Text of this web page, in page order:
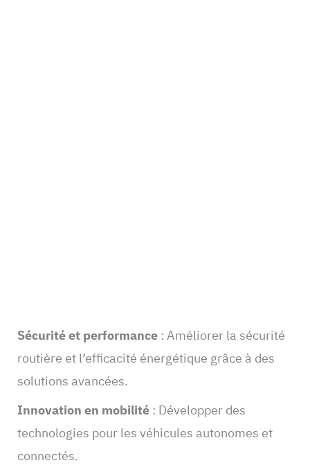
Sécurité et performance: Améliorer la sécurité
routière et l’efficacité énergétique grâce à des
solutions avancées.
Innovation en mobilité: Développer des
technologies pour les véhicules autonomes et
connectés.